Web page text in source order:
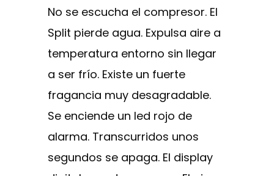
No se escucha el compresor. El
Split pierde agua. Expulsa aire a
temperatura entorno sin llegar
a ser frío. Existe un fuerte
fragancia muy desagradable.
Se enciende un led rojo de
alarma. Transcurridos unos
segundos se apaga. El display